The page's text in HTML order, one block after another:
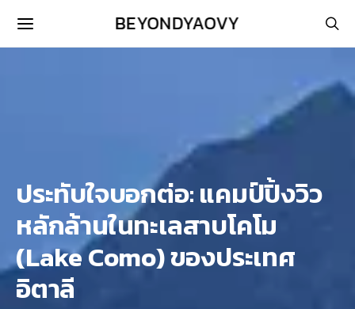
BEYONDYAOVY
ประทับใจบอกต่อ: แคมป์ปิ้งวิว
หลักล้านในทะเลสาบโคโม
(Lake Como) ของประเทศ
อิตาลี